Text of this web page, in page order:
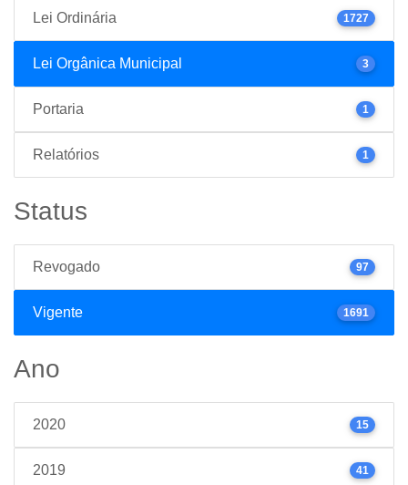
Lei Ordinária 1727
Lei Orgânica Municipal 3
Portaria 1
Relatórios 1
Status
Revogado 97
Vigente 1691
Ano
2020 15
2019 41